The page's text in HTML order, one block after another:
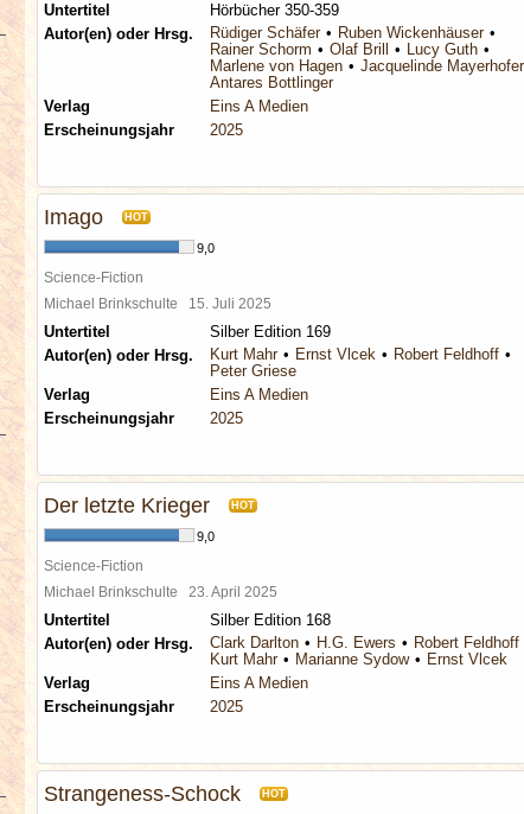
Untertitel
Hörbücher 350-359
Autor(en) oder Hrsg.
Rüdiger Schäfer
Ruben Wickenhäuser
Rainer Schorm
Olaf Brill
Lucy Guth
Marlene von Hagen
Jacquelinde Mayerhofer
Antares Bottlinger
Verlag
Eins A Medien
Erscheinungsjahr
2025
Imago HOT
9,0
Science-Fiction
Michael Brinkschulte 15. Juli 2025
Untertitel
Silber Edition 169
Autor(en) oder Hrsg.
Kurt Mahr Ernst Vlcek
Robert Feldhoff
Peter Griese
Verlag
Eins A Medien
Erscheinungsjahr
2025
Der letzte Krieger HOT
9,0
Science-Fiction
Michael Brinkschulte 23. April 2025
Untertitel
Silber Edition 168
Autor(en) oder Hrsg.
Clark Darlton H.G. Ewers
Robert Feldhoff
Kurt Mahr
Marianne Sydow
Ernst Vlcek
Verlag
Eins A Medien
Erscheinungsjahr
2025
Strangeness-Schock HOT